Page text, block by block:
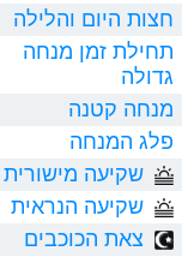
חצות היום והלילה
תחילת זמן מנחה
גדולה
מנחה קטנה
פלג המנחה
שקיעה מישורית
שקיעה הנראית
צאת הכוכבים